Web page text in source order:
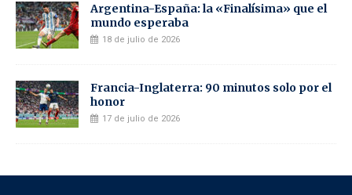
Argentina-España: la «Finalísima» que el
mundo esperaba
18 de julio de 2026
Francia-Inglaterra: 90 minutos solo por el
honor
17 de julio de 2026